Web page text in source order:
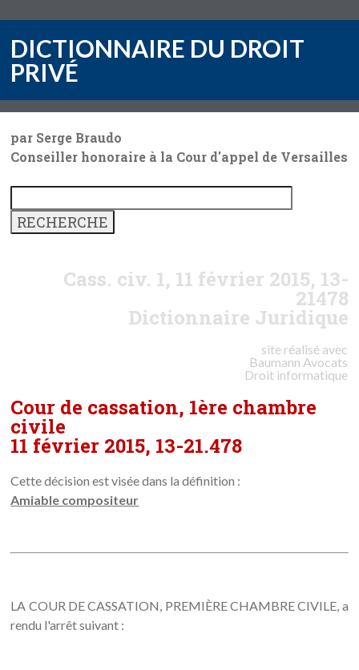
DICTIONNAIRE DU DROIT
PRIVÉ
par Serge Braudo
Conseiller honoraire à la Cour d'appel de Versailles
Cass. civ. 1, 11 février 2015, 13-
21478
Dictionnaire Juridique
site réalisé avec
Baumann Avocats
Droit informatique
Cour de cassation, 1ère chambre
civile
11 février 2015, 13-21.478
Cette décision est visée dans la définition :
Amiable compositeur
LA COUR DE CASSATION, PREMIÈRE CHAMBRE CIVILE, a
rendu l'arrêt suivant :